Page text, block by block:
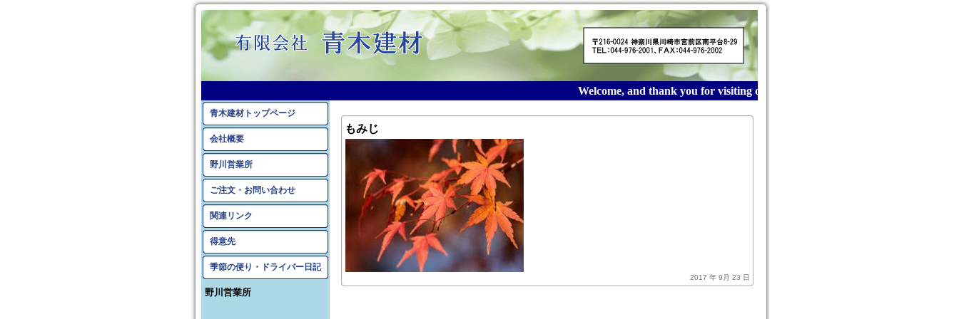
Welcome, and thank you for visiting our website! 産業廃棄物収集運搬は青木建材
青木建材トップページ
会社概要
野川営業所
ご注文・お問い合わせ
関連リンク
得意先
季節の便り・ドライバー日記
野川営業所
もみじ
2017 年 9月 23 日